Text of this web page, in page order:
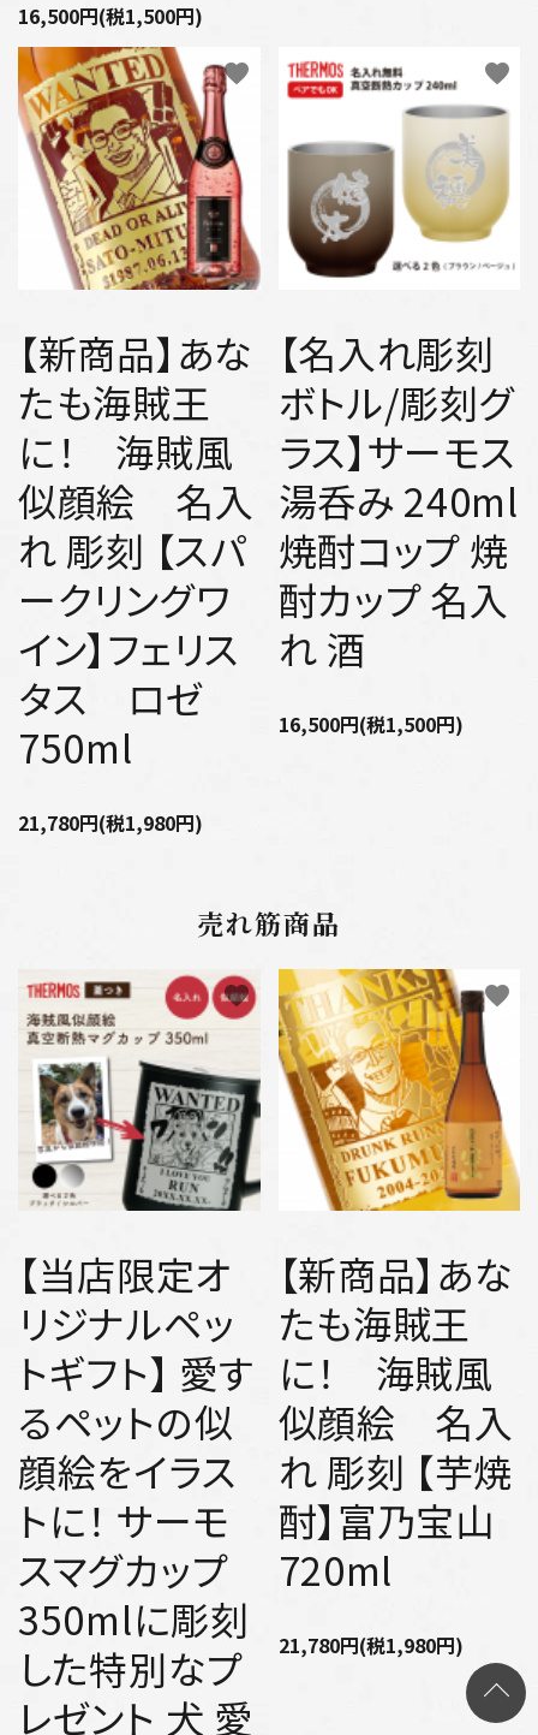
16,500円(税1,500円)
【新商品】あな
たも海賊王
に！ 海賊風
似顔絵 名入
れ 彫刻 【スパ
ークリングワ
イン】フェリス
タス ロゼ
750ml
21,780円(税1,980円)
favorite
【名入れ彫刻
ボトル/彫刻グ
ラス】サーモス
湯呑み 240ml
焼酎コップ 焼
酎カップ 名入
れ 酒
16,500円(税1,500円)
favorite
売れ筋商品
【当店限定オ
リジナルペッ
トギフト】 愛す
るペットの似
顔絵をイラス
トに！ サーモ
スマグカップ
350mlに彫刻
した特別なプ
レゼント 犬 愛
favorite
【新商品】あな
たも海賊王
に！ 海賊風
似顔絵 名入
れ 彫刻 【芋焼
酎】富乃宝山
720ml
21,780円(税1,980円)
favorite